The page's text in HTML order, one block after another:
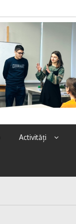
Activități